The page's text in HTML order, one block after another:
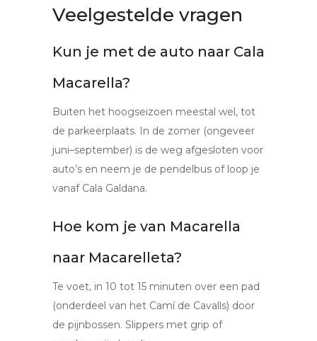
Veelgestelde vragen
Kun je met de auto naar Cala
Macarella?
Buiten het hoogseizoen meestal wel, tot
de parkeerplaats. In de zomer (ongeveer
juni–september) is de weg afgesloten voor
auto’s en neem je de pendelbus of loop je
vanaf Cala Galdana.
Hoe kom je van Macarella
naar Macarelleta?
Te voet, in 10 tot 15 minuten over een pad
(onderdeel van het Camí de Cavalls) door
de pijnbossen. Slippers met grip of